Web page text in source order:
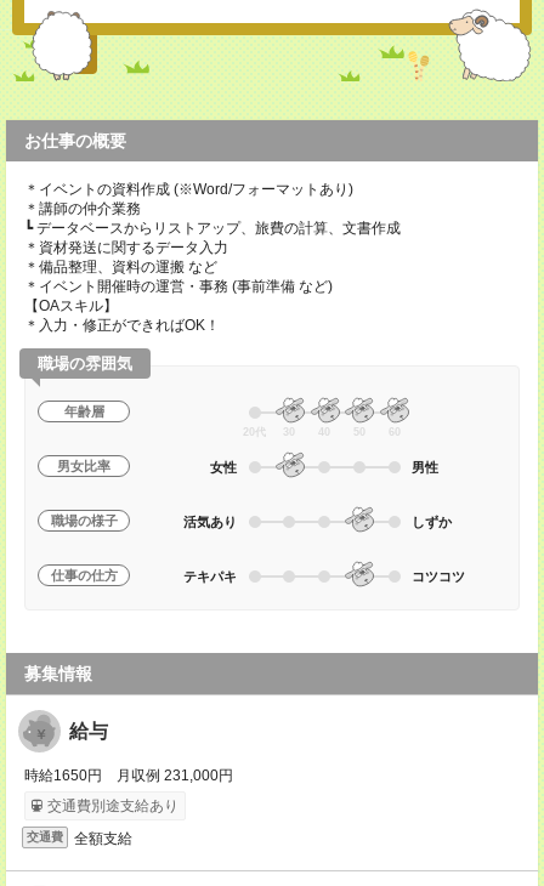
お仕事の概要
＊イベントの資料作成 (※Word/フォーマットあり)
＊講師の仲介業務
┗ データベースからリストアップ、旅費の計算、文書作成
＊資材発送に関するデータ入力
＊備品整理、資料の運搬 など
＊イベント開催時の運営・事務 (事前準備 など)
【OAスキル】
＊入力・修正ができればOK！
職場の雰囲気
年齢層
20代 30 40 50 60
男女比率 女性 男性
職場の様子 活気あり しずか
仕事の仕方 テキパキ コツコツ
募集情報
給与
時給1650円 月収例 231,000円
交通費別途支給あり
交通費 全額支給